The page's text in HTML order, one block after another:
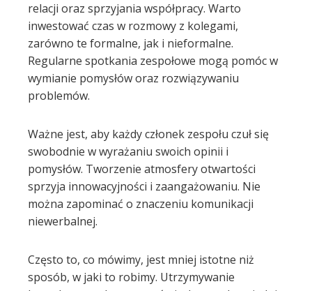
relacji oraz sprzyjania współpracy. Warto
inwestować czas w rozmowy z kolegami,
zarówno te formalne, jak i nieformalne.
Regularne spotkania zespołowe mogą pomóc w
wymianie pomysłów oraz rozwiązywaniu
problemów.
Ważne jest, aby każdy członek zespołu czuł się
swobodnie w wyrażaniu swoich opinii i
pomysłów. Tworzenie atmosfery otwartości
sprzyja innowacyjności i zaangażowaniu. Nie
można zapominać o znaczeniu komunikacji
niewerbalnej.
Często to, co mówimy, jest mniej istotne niż
sposób, w jaki to robimy. Utrzymywanie